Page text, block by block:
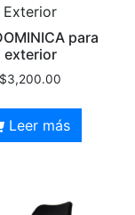
Exterior
para
exterior
$3,200.00
Leer más